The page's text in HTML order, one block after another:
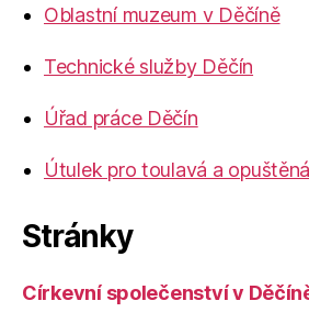
Oblastní muzeum v Děčíně
Technické služby Děčín
Úřad práce Děčín
Útulek pro toulavá a
Stránky
Církevní společenství v